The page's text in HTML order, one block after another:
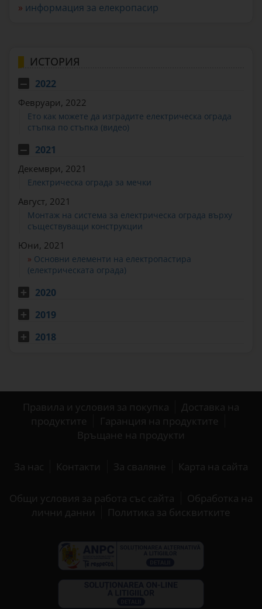
» информация за елекропасир
ИСТОРИЯ
2022
Февруари, 2022
Ето как можете да изградите електрическа ограда
стъпка по стъпка (видео)
2021
Декември, 2021
Електрическа ограда за мечки
Август, 2021
Монтаж на система за електрическа ограда върху
съществуващи конструкции
Юни, 2021
» Основни елементи на електропастира
(електрическата ограда)
2020
2019
2018
Правила и условия за покупка
Доставка на
продуктите
Гаранция на продуктите
Връщане на продукти
За нас Контакти За сваляне Карта на сайта
Общи условия за работа със сайта
Обработка на
лични данни
Политика за бисквитките